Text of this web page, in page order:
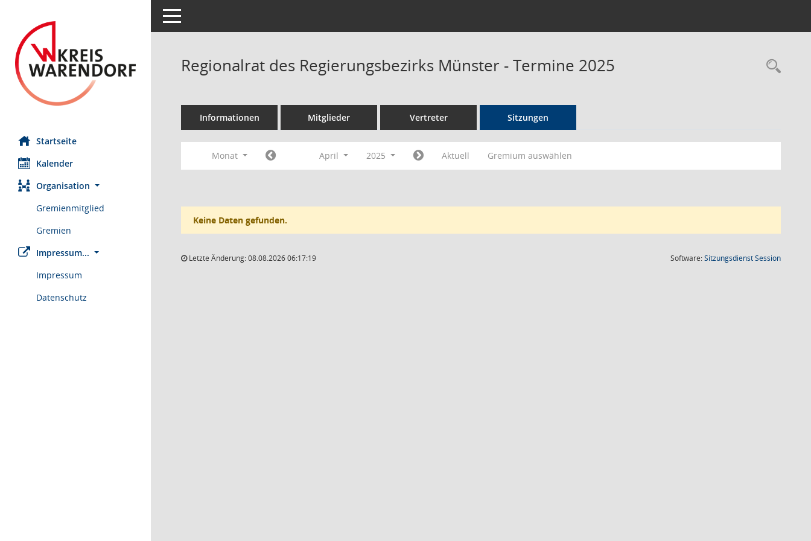
Startseite
Kalender
Organisation
Gremienmitglied
Gremien
Impressum...
Impressum
Datenschutz
Toggle navigation
Regionalrat des Regierungsbezirks Münster - Termine 2025
Informationen Mitglieder Vertreter Sitzungen
Monat April 2025 Aktuell Gremium auswählen
Keine Daten gefunden.
Letzte Änderung: 08.08.2026 06:17:19 Software:SitzungsdienstSession(Wird in